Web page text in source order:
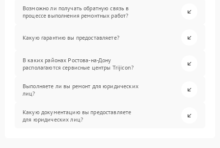
Возможно ли получать обратную связь в
процессе выполнения ремонтных работ?
Какую гарантию вы предоставляете?
В каких районах Ростова-на-Дону
располагаются сервисные центры Trijicon?
Выполняете ли вы ремонт для юридических
лиц?
Какую документацию вы предоставляете
для юридических лиц?